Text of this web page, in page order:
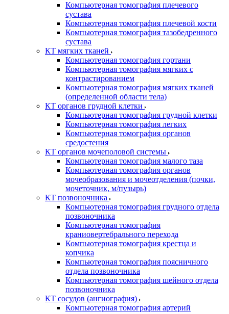
Компьютерная томография плечевого
сустава
Компьютерная томография плечевой кости
Компьютерная томография тазобедренного
сустава
КТ мягких тканей
Компьютерная томография гортани
Компьютерная томография мягких с
контрастированием
Компьютерная томография мягких тканей
(определенной области тела)
КТ органов грудной клетки
Компьютерная томография грудной клетки
Компьютерная томография легких
Компьютерная томография органов
средостения
КТ органов мочеполовой системы
Компьютерная томография малого таза
Компьютерная томография органов
мочеобразования и мочеотделения (почки,
мочеточник, м/пузырь)
КТ позвоночника
Компьютерная томография грудного отдела
позвоночника
Компьютерная томография
краниовертебрального перехода
Компьютерная томография крестца и
копчика
Компьютерная томография поясничного
отдела позвоночника
Компьютерная томография шейного отдела
позвоночника
КТ сосудов (ангиография)
Компьютерная томография артерий